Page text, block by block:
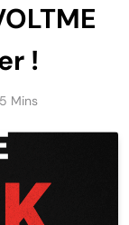
!
5 Mins